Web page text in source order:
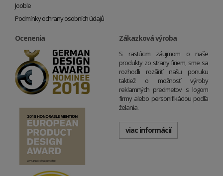
Jooble
Podmínky ochrany osobních údajů
Ocenenia Zákazková výroba
S rastúcim záujmom o naše
produkty zo strany firiem, sme sa
rozhodli rozšíriť našu ponuku
taktiež o možnosť výroby
reklamných predmetov s logom
firmy alebo personifikáciou podľa
želania.
viac informácií